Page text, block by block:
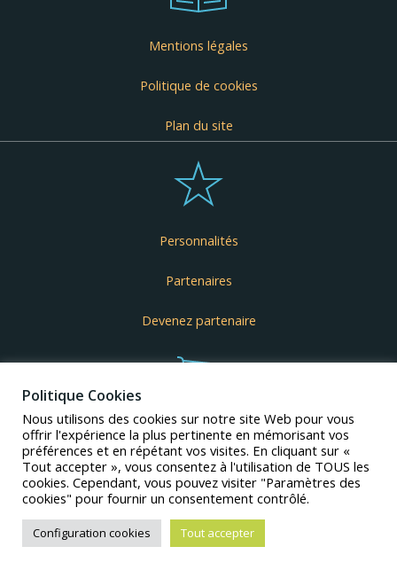
Mentions légales
Politique de cookies
Plan du site
Personnalités
Partenaires
Devenez partenaire
Goodies
Politique Cookies
Nous utilisons des cookies sur notre site Web pour vous
offrir l'expérience la plus pertinente en mémorisant vos
préférences et en répétant vos visites. En cliquant sur «
Tout accepter », vous consentez à l'utilisation de TOUS les
cookies. Cependant, vous pouvez visiter "Paramètres des
cookies" pour fournir un consentement contrôlé.
Configuration cookies Tout accepter